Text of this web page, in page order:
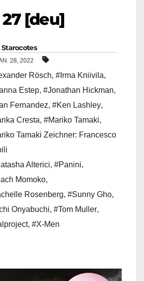
[deu]
Starocotes
28, 2022
Rösch, #Irma Kniivila,
Estep, #Jonathan Hickman,
Fernandez, #Ken Lashley,
Cresta, #Mariko Tamaki,
Tamaki Zeichner: Francesco
Alterici, #Panini,
Momoko,
Rosenberg, #Sunny Gho,
Onyabuchi, #Tom Muller,
, #X-Men